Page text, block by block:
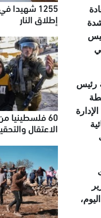
صحي
رئيس
1255
إطلاق النار
60 فلسطينيا
الاعتقال